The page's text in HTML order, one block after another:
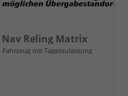
Nav Reling Matrix
Fahrzeug mit Tageszulassung